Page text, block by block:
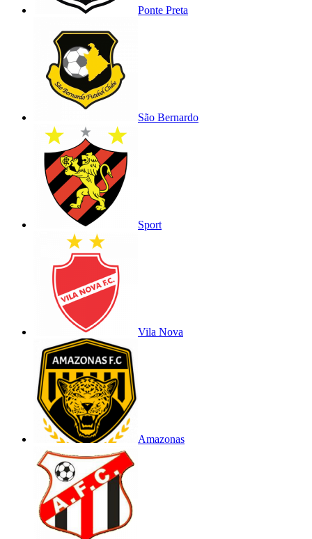
Ponte Preta
São Bernardo
Sport
Vila Nova
Amazonas